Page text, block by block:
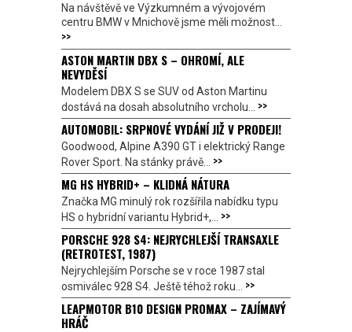
Na návštěvě ve Výzkumném a vývojovém
centru BMW v Mnichově jsme měli možnost...
>>
ASTON MARTIN DBX S – OHROMÍ, ALE
NEVYDĚSÍ
Modelem DBX S se SUV od Aston Martinu
dostává na dosah absolutního vrcholu... >>
AUTOMOBIL: SRPNOVÉ VYDÁNÍ JIŽ V PRODEJI!
Goodwood, Alpine A390 GT i elektrický Range
Rover Sport. Na stánky právě... >>
MG HS HYBRID+ – KLIDNÁ NÁTURA
Značka MG minulý rok rozšířila nabídku typu
HS o hybridní variantu Hybrid+,... >>
PORSCHE 928 S4: NEJRYCHLEJŠÍ TRANSAXLE
(RETROTEST, 1987)
Nejrychlejším Porsche se v roce 1987 stal
osmiválec 928 S4. Ještě téhož roku... >>
LEAPMOTOR B10 DESIGN PROMAX – ZAJÍMAVÝ
HRÁČ